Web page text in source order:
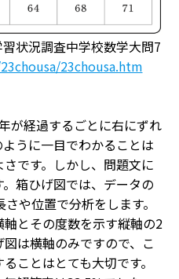
状況調査中学校数学大問7
23chousa.htm
が経過するごとに右にずれ
うに一目でわかることは
です。しかし、問題文に
箱ひげ図では、データの
や位置で分析をします。
とその度数を示す縦軸の2
は横軸のみですので、こ
ことはとても大切です。